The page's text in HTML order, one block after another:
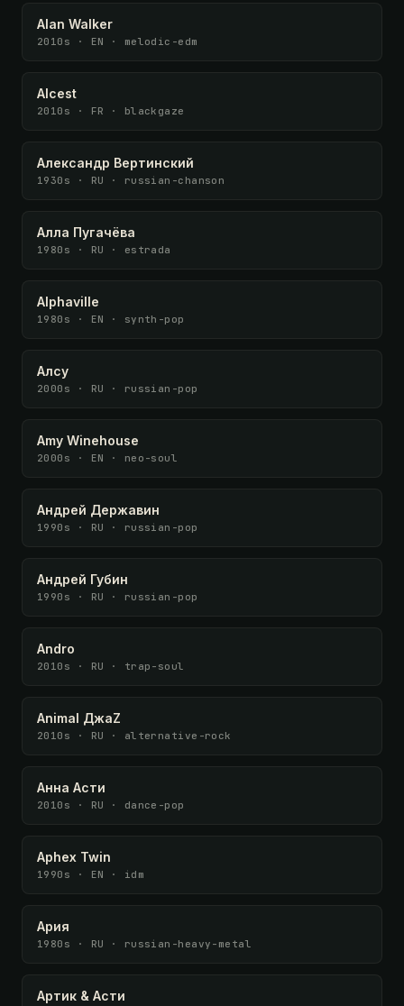
Alan Walker
2010s · EN · melodic-edm
Alcest
2010s · FR · blackgaze
Александр Вертинский
1930s · RU · russian-chanson
Алла Пугачёва
1980s · RU · estrada
Alphaville
1980s · EN · synth-pop
Алсу
2000s · RU · russian-pop
Amy Winehouse
2000s · EN · neo-soul
Андрей Державин
1990s · RU · russian-pop
Андрей Губин
1990s · RU · russian-pop
Andro
2010s · RU · trap-soul
Animal ДжаZ
2010s · RU · alternative-rock
Анна Асти
2010s · RU · dance-pop
Aphex Twin
1990s · EN · idm
Ария
1980s · RU · russian-heavy-metal
Артик & Асти